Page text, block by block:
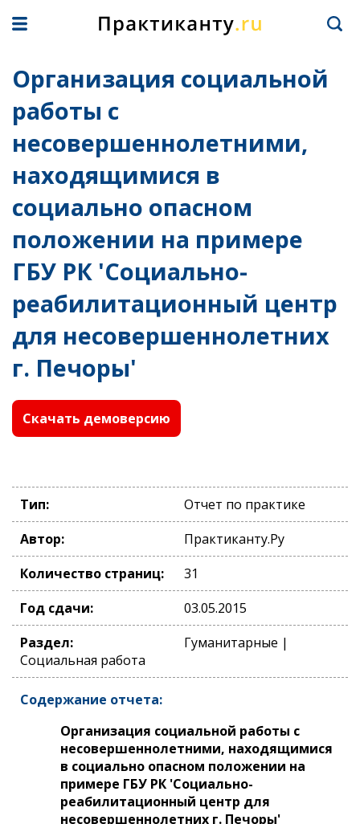
Организация социальной
работы с
несовершеннолетними,
находящимися в
социально опасном
положении на примере
ГБУ РК 'Социально-
реабилитационный центр
для несовершеннолетних
г. Печоры'
Скачать демоверсию
Тип:
Отчет по практике
Автор:
Практиканту.Ру
Количество страниц:
31
Год сдачи:
03.05.2015
Раздел:
Гуманитарные |
Социальная работа
Содержание отчета:
Организация социальной работы с
несовершеннолетними, находящимися
в социально опасном положении на
примере ГБУ РК 'Социально-
реабилитационный центр для
несовершеннолетних г. Печоры'